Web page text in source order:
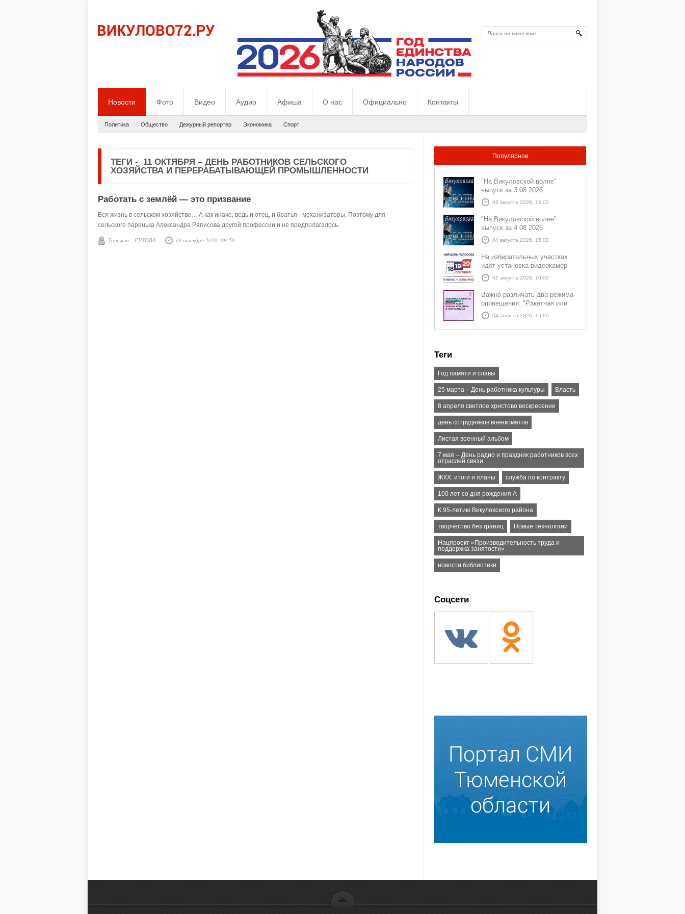
Новости Фото Видео Аудио Афиша О нас Официально Контакты
Политика Общество Дежурный репортер Экономика Спорт
ТЕГИ - 11 ОКТЯБРЯ – ДЕНЬ РАБОТНИКОВ СЕЛЬСКОГО
ХОЗЯЙСТВА И ПЕРЕРАБАТЫВАЮЩЕЙ ПРОМЫШЛЕННОСТИ
Работать с землёй — это призвание
Вся жизнь в сельском хозяйстве… А как иначе, ведь и отец, и братья –механизаторы. Поэтому для
сельского паренька Александра Ряписова другой профессии и не предполагалось.
Татьяна СУХОВА 10 октября 2020, 09:50
Популярное
"На Викуловской волне"
выпуск за 3 08 2026
03 августа 2026, 15:00
"На Викуловской волне"
выпуск за 4 08 2026
04 августа 2026, 15:00
На избирательных участках
идёт установка видеокамер
02 августа 2026, 10:00
Важно различать два режима
оповещения: "Ракетная или
БПЛА опасность" и "Угроза
атаки ракеты или БПЛА"
04 августа 2026, 15:00
Теги
Год памяти и славы
25 марта – День работника культуры Власть
8 апреля светлое христово воскресение
день сотрудников военкоматов
Листая военный альбом
7 мая -- День радио и праздник работников всех
отраслей связи
ЖКХ: итоги и планы служба по контракту
100 лет со дня рождения А
К 95-летию Викуловского района
творчество без границ Новые технологии
Нацпроект «Производительность труда и
поддержка занятости»
новости библиотеки
Соцсети